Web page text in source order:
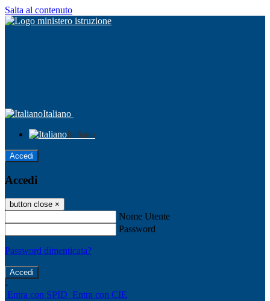
Salta al contenuto
Italiano
Italiano
Accedi
Accedi
button close ×
Nome Utente
Password
Password dimenticata?
-
Entra con SPID Entra con CIE